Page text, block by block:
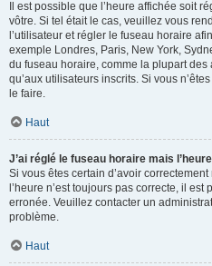
Il est possible que l’heure affichée soit
vôtre. Si tel était le cas, veuillez vous
l’utilisateur et régler le fuseau horaire
exemple Londres, Paris, New York,
du fuseau horaire, comme la plupart des
qu’aux utilisateurs inscrits. Si vous
le faire.
Haut
J’ai réglé le fuseau horaire mais
Si vous êtes certain d’avoir
l’heure n’est toujours pas correcte, il
erronée. Veuillez contacter un
problème.
Haut